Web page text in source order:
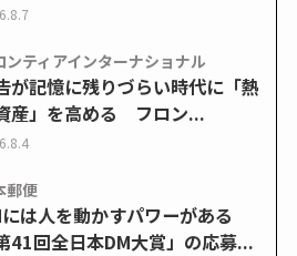
ンティアインターナショナル
が記憶に残りづらい時代に「熱
産」を高める フロン...
郵便
は人を動かすパワーがある
41回全日本DM大賞」の応募...